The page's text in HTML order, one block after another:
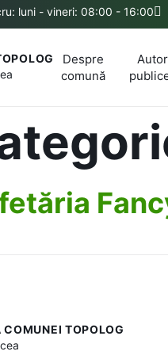
luni - vineri: 08:00 - 16:00
Despre
comună
COMUNEI TOPOLOG